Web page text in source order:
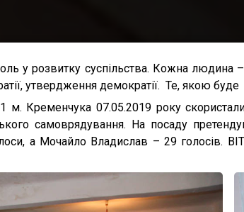
розвитку суспільства. Кожна людина –
утвердження демократії. Те, якою
07.05.2019 року
самоврядування. На посаду
а Мочайло Владислав – 29 голосів.